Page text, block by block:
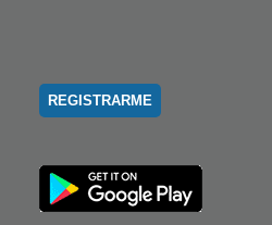
REGISTRARME